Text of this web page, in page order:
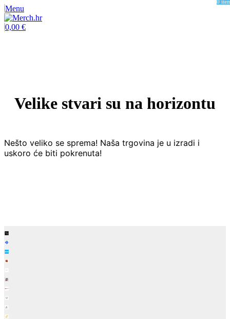
Menu
0
0,00 €
Velike stvari su na horizontu
Nešto veliko se sprema! Naša trgovina je u izradi i
uskoro će biti pokrenuta!